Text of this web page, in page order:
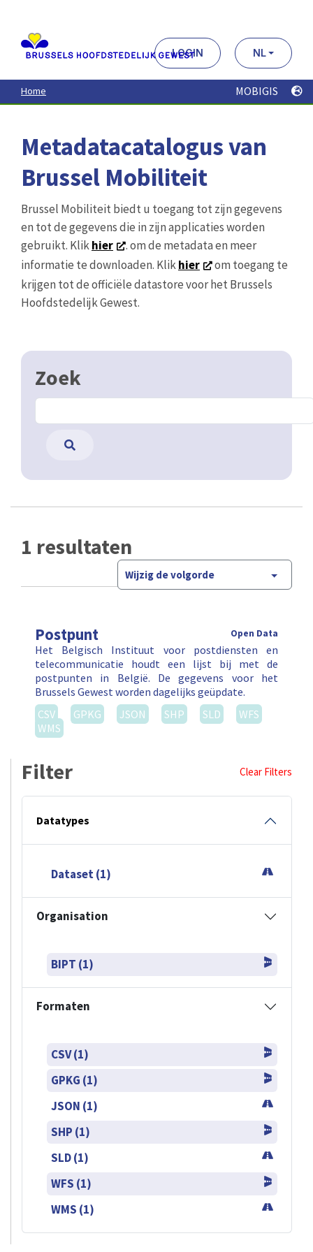
contenu
principal
LOGIN NL
Home MOBIGIS
Metadatacatalogus van
Brussel Mobiliteit
Brussel Mobiliteit biedt u toegang tot zijn gegevens
en tot de gegevens die in zijn applicaties worden
gebruikt. Klikhier
. om de metadata en meer
informatie te downloaden. Klikhier
om toegang te
krijgen tot de officiële datastore voor het Brussels
Hoofdstedelijk Gewest.
Zoek
1 resultaten
Wijzig de volgorde
Postpunt Open Data
Het Belgisch Instituut voor postdiensten en
telecommunicatie houdt een lijst bij met de
postpunten in België. De gegevens voor het
Brussels Gewest worden dagelijks geüpdate.
CSV
GPKG JSON SHP SLD
WFS
WMS
Filter Clear Filters
Datatypes
Dataset (1)
Organisation
BIPT (1)
Formaten
CSV (1)
GPKG (1)
JSON (1)
SHP (1)
SLD (1)
WFS (1)
WMS (1)